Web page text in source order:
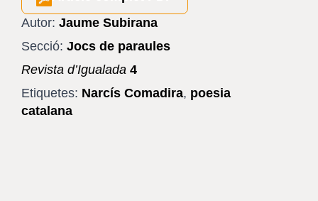
Autor: Jaume Subirana
Secció: Jocs de paraules
Revista d’Igualada 4
Etiquetes: Narcís Comadira, poesia
catalana